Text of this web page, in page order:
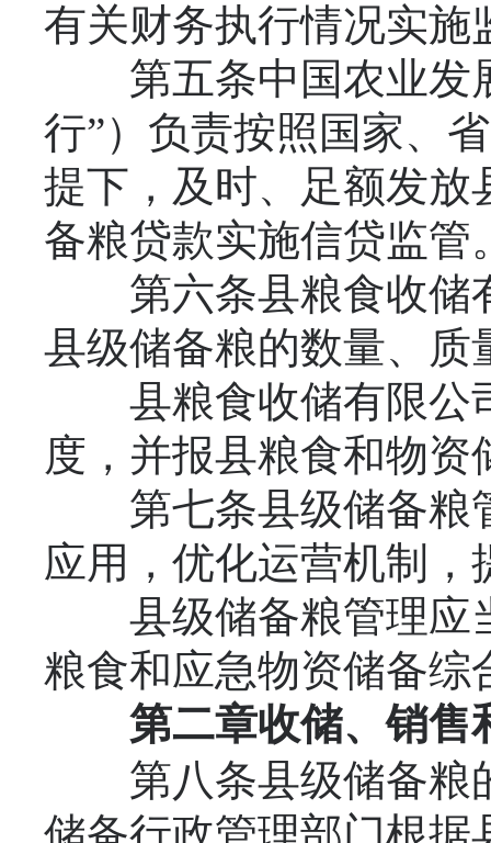
有关财务执行情况实施
第五条中国农业发
行”）负责按照国家、
提下，及时、足额发放
备粮贷款实施信贷监管
第六条县粮食收储
县级储备粮的数量、质
县粮食收储有限公
度，并报县粮食和物
第七条县级储备粮
应用，优化运营机制，
县级储备粮管理应
粮食和应急物资储备综
第二章收储、销售
第八条县级储备粮